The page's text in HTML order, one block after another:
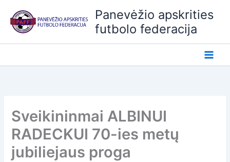
prie
turinio
Panevėžio apskrities
futbolo federacija
Sveikininmai ALBINUI
RADECKUI 70-ies metų
jubiliejaus proga